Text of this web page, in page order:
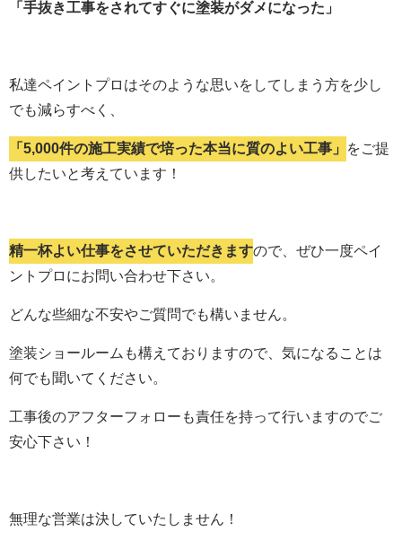
「手抜き工事をされてすぐに塗装がダメになった」
私達ペイントプロはそのような思いをしてしまう方を少し
でも減らすべく、
「5,000件の施工実績で培った本当に質のよい工事」
をご提
供したいと考えています！
精一杯よい仕事をさせていただきますので、ぜひ一度ペイ
ントプロにお問い合わせ下さい。
どんな些細な不安やご質問でも構いません。
塗装ショールームも構えておりますので、気になることは
何でも聞いてください。
工事後のアフターフォローも責任を持って行いますのでご
安心下さい！
無理な営業は決していたしません！